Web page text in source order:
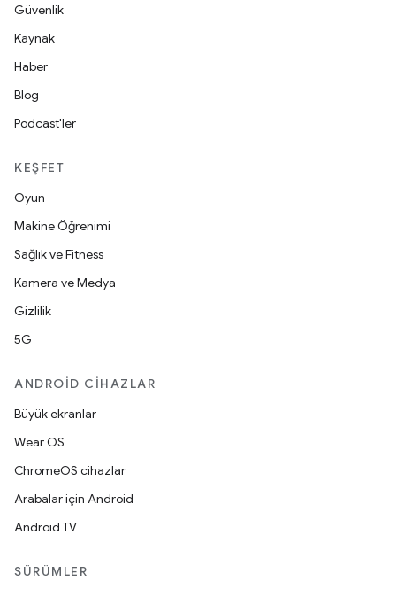
Güvenlik
Kaynak
Haber
Blog
Podcast'ler
KEŞFET
Oyun
Makine Öğrenimi
Sağlık ve Fitness
Kamera ve Medya
Gizlilik
5G
ANDROID CIHAZLAR
Büyük ekranlar
Wear OS
ChromeOS cihazlar
Arabalar için Android
Android TV
SÜRÜMLER